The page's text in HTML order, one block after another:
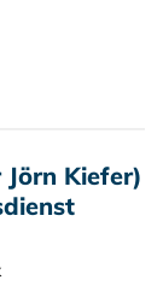
Kiefer)